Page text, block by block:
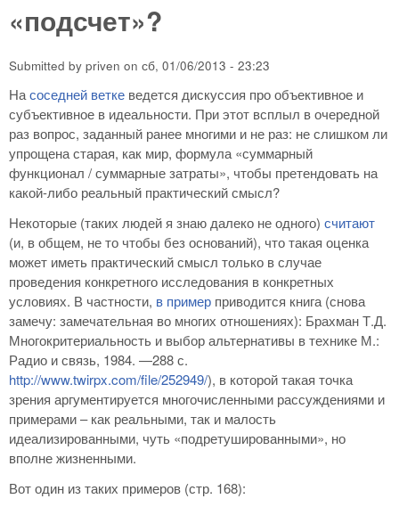
«подсчет»?
Submitted by priven on сб, 01/06/2013 - 23:23
Насоседней ветке ведется дискуссия про объективное и
субъективное в идеальности. При этот всплыл в очередной
раз вопрос, заданный ранее многими и не раз: не слишком ли
упрощена старая, как мир, формула «суммарный
функционал / суммарные затраты», чтобы претендовать на
какой-либо реальный практический смысл?
Некоторые (таких людей я знаю далеко не одного) считают
(и, в общем, не то чтобы без оснований), что такая оценка
может иметь практический смысл только в случае
проведения конкретного исследования в конкретных
условиях. В частности, в пример приводится книга (снова
замечу: замечательная во многих отношениях): Брахман Т.Д.
Многокритериальность и выбор альтернативы в технике М.:
Радио и связь, 1984. —288 с.
http://www.twirpx.com/file/252949/), в которой такая точка
зрения аргументируется многочисленными рассуждениями и
примерами – как реальными, так и малость
идеализированными, чуть «подретушированными», но
вполне жизненными.
Вот один из таких примеров (стр. 168):